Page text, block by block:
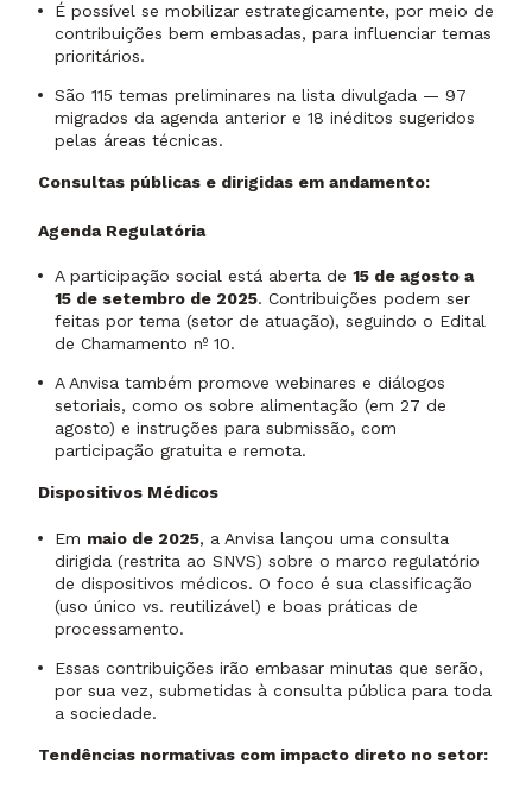
É possível se mobilizar estrategicamente, por meio de
contribuições bem embasadas, para influenciar temas
prioritários.
São 115 temas preliminares na lista divulgada — 97
migrados da agenda anterior e 18 inéditos sugeridos
pelas áreas técnicas.
Consultas públicas e dirigidas em andamento:
Agenda Regulatória
A participação social está aberta de 15 de agosto a
15 de setembro de 2025. Contribuições podem ser
feitas por tema (setor de atuação), seguindo o Edital
de Chamamento nº 10.
A Anvisa também promove webinares e diálogos
setoriais, como os sobre alimentação (em 27 de
agosto) e instruções para submissão, com
participação gratuita e remota.
Dispositivos Médicos
Em maio de 2025, a Anvisa lançou uma consulta
dirigida (restrita ao SNVS) sobre o marco regulatório
de dispositivos médicos. O foco é sua classificação
(uso único vs. reutilizável) e boas práticas de
processamento.
Essas contribuições irão embasar minutas que serão,
por sua vez, submetidas à consulta pública para toda
a sociedade.
Tendências normativas com impacto direto no setor: